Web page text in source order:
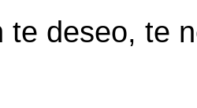
te deseo, te